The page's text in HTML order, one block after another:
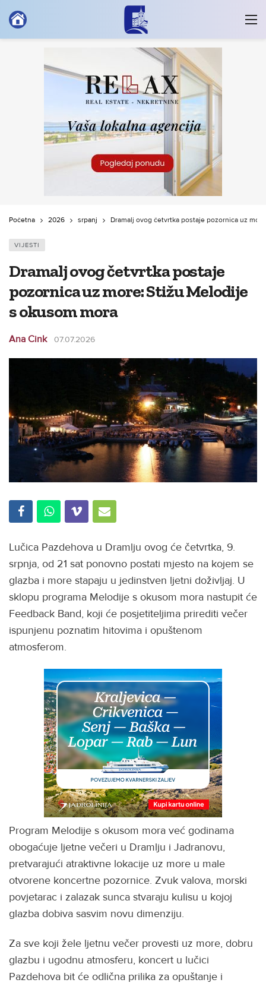
Početna 2026 srpanj Dramalj ovog četvrtka postaje pozornica uz
VIJESTI
Dramalj ovog četvrtka postaje
pozornica uz more: Stižu Melodije
s okusom mora
Ana Cink 07.07.2026
Lučica Pazdehova u Dramlju ovog će četvrtka, 9.
srpnja, od 21 sat ponovno postati mjesto na kojem se
glazba i more stapaju u jedinstven ljetni doživljaj. U
sklopu programa Melodije s okusom mora nastupit će
Feedback Band, koji će posjetiteljima prirediti večer
ispunjenu poznatim hitovima i opuštenom
atmosferom.
Program Melodije s okusom mora već godinama
obogaćuje ljetne večeri u Dramlju i Jadranovu,
pretvarajući atraktivne lokacije uz more u male
otvorene koncertne pozornice. Zvuk valova, morski
povjetarac i zalazak sunca stvaraju kulisu u kojoj
glazba dobiva sasvim novu dimenziju.
Za sve koji žele ljetnu večer provesti uz more, dobru
glazbu i ugodnu atmosferu, koncert u lučici
Pazdehova bit će odlična prilika za opuštanje i